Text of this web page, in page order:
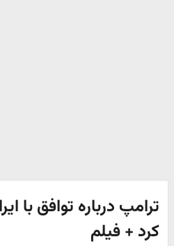
ترامپ درباره توافق با
کرد + فیلم